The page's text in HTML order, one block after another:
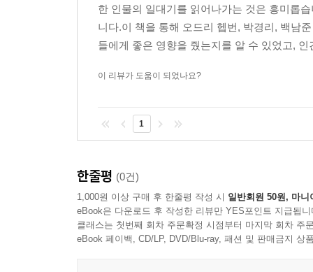
한 인물의 일대기를 읽어나가는 것은 흥미롭
니다.이 책을 통해 오드리 헵번, 박경리, 백남
들에게 좋은 영향을 줬는지를 알 수 있었고,
이 리뷰가 도움이 되었나요?
1
한줄평 (0건)
1,000원 이상 구매 후 한줄평 작성 시 일반회원 50원, 마니
eBook은 다운로드 후 작성한 리뷰만 YES포인트 지급됩니
클래스는 첫번째 회차 주문확정 시점부터 마지막 회차 주
eBook 페이백, CD/LP, DVD/Blu-ray, 패션 및 판매금지 상